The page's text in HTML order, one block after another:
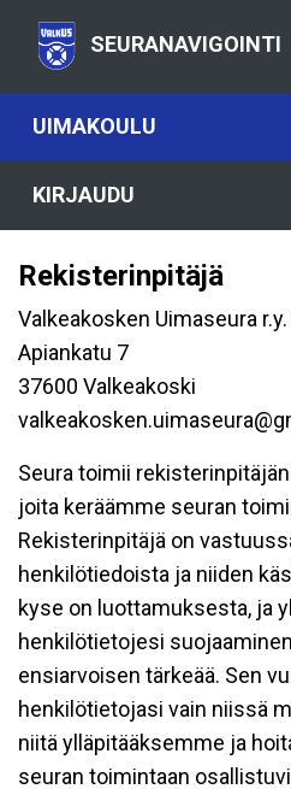
SEURANAVIGOINTI
UIMAKOULU
KIRJAUDU
Rekisterinpitäjä
Valkeakosken Uimaseura
Apiankatu 7
37600 Valkeakoski
Seura toimii
joita keräämme seuran
Rekisterinpitäjä on
henkilötiedoista ja niiden
kyse on luottamuksesta, ja
henkilötietojesi
ensiarvoisen tärkeää. Sen
henkilötietojasi vain niissä
niitä ylläpitääksemme ja
seuran toimintaan